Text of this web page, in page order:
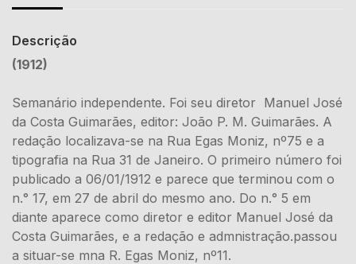
Descrição
(1912)
Semanário independente. Foi seu diretor Manuel José
da Costa Guimarães, editor: João P. M. Guimarães. A
redação localizava-se na Rua Egas Moniz, nº75 e a
tipografia na Rua 31 de Janeiro. O primeiro número foi
publicado a 06/01/1912 e parece que terminou com o
n.° 17, em 27 de abril do mesmo ano. Do n.° 5 em
diante aparece como diretor e editor Manuel José da
Costa Guimarães, e a redação e admnistração.passou
a situar-se mna R. Egas Moniz, nº11.